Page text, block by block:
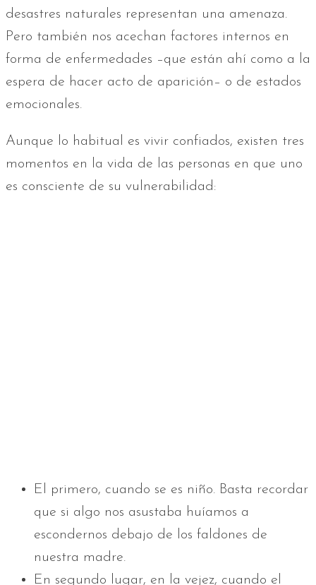
desastres naturales representan una amenaza.
Pero también nos acechan factores internos en
forma de enfermedades –que están ahí como a la
espera de hacer acto de aparición– o de estados
emocionales.
Aunque lo habitual es vivir confiados, existen tres
momentos en la vida de las personas en que uno
es consciente de su vulnerabilidad:
El primero, cuando se es niño. Basta recordar
que si algo nos asustaba huíamos a
escondernos debajo de los faldones de
nuestra madre.
En segundo lugar, en la vejez, cuando el